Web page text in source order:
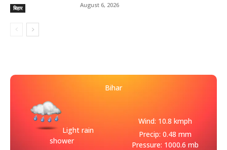
बिहार August 6, 2026
Bihar
Light rain
shower
Wind: 10.8 kmph
Precip: 0.48 mm
Pressure: 1000.6 mb